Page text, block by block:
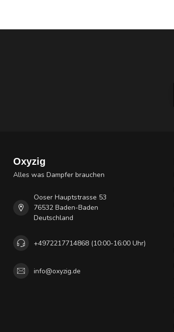
Oxyzig
Alles was Dampfer brauchen
Ooser Hauptstrasse 53
76532 Baden-Baden
Deutschland
+4972217714868 (10:00-16:00 Uhr)
info@oxyzig.de